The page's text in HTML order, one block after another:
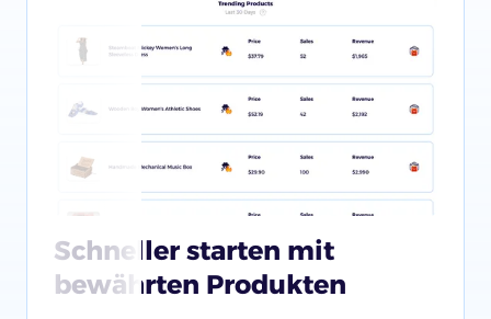
Schneller starten mit
bewährten Produkten